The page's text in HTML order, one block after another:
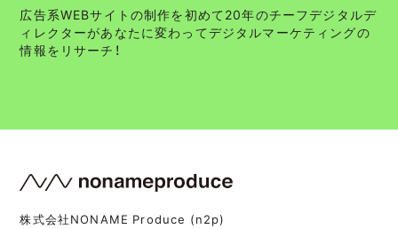
広告系WEBサイトの制作を初めて20年のチーフデジタルデ
ィレクターがあなたに変わってデジタルマーケティングの
情報をリサーチ！
株式会社NONAME Produce (n2p)